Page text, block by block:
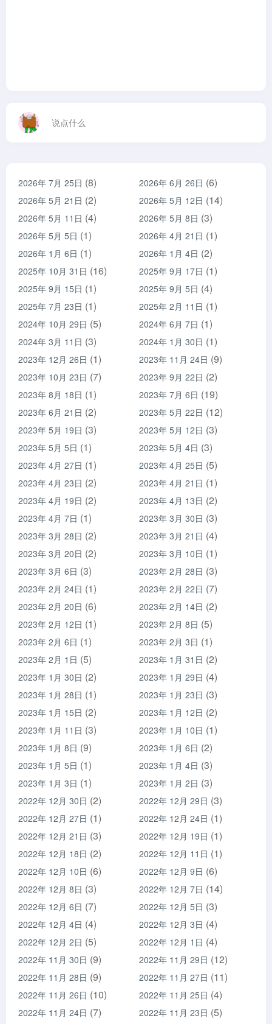
说点什么
2026年 7月 25日 (8) 2026年 6月 26日 (6)
2026年 5月 21日 (2) 2026年 5月 12日 (14)
2026年 5月 11日 (4) 2026年 5月 8日 (3)
2026年 5月 5日 (1) 2026年 4月 21日 (1)
2026年 1月 6日 (1) 2026年 1月 4日 (2)
2025年 10月 31日 (16) 2025年 9月 17日 (1)
2025年 9月 15日 (1) 2025年 9月 5日 (4)
2025年 7月 23日 (1) 2025年 2月 11日 (1)
2024年 10月 29日 (5) 2024年 6月 7日 (1)
2024年 3月 11日 (3) 2024年 1月 30日 (1)
2023年 12月 26日 (1) 2023年 11月 24日 (9)
2023年 10月 23日 (7) 2023年 9月 22日 (2)
2023年 8月 18日 (1) 2023年 7月 6日 (19)
2023年 6月 21日 (2) 2023年 5月 22日 (12)
2023年 5月 19日 (3) 2023年 5月 12日 (3)
2023年 5月 5日 (1) 2023年 5月 4日 (3)
2023年 4月 27日 (1) 2023年 4月 25日 (5)
2023年 4月 23日 (2) 2023年 4月 21日 (1)
2023年 4月 19日 (2) 2023年 4月 13日 (2)
2023年 4月 7日 (1) 2023年 3月 30日 (3)
2023年 3月 28日 (2) 2023年 3月 21日 (4)
2023年 3月 20日 (2) 2023年 3月 10日 (1)
2023年 3月 6日 (3) 2023年 2月 28日 (3)
2023年 2月 24日 (1) 2023年 2月 22日 (7)
2023年 2月 20日 (6) 2023年 2月 14日 (2)
2023年 2月 12日 (1) 2023年 2月 8日 (5)
2023年 2月 6日 (1) 2023年 2月 3日 (1)
2023年 2月 1日 (5) 2023年 1月 31日 (2)
2023年 1月 30日 (2) 2023年 1月 29日 (4)
2023年 1月 28日 (1) 2023年 1月 23日 (3)
2023年 1月 15日 (2) 2023年 1月 12日 (2)
2023年 1月 11日 (3) 2023年 1月 10日 (1)
2023年 1月 8日 (9) 2023年 1月 6日 (2)
2023年 1月 5日 (1) 2023年 1月 4日 (3)
2023年 1月 3日 (1) 2023年 1月 2日 (3)
2022年 12月 30日 (2) 2022年 12月 29日 (3)
2022年 12月 27日 (1) 2022年 12月 24日 (1)
2022年 12月 21日 (3) 2022年 12月 19日 (1)
2022年 12月 18日 (2) 2022年 12月 11日 (1)
2022年 12月 10日 (6) 2022年 12月 9日 (6)
2022年 12月 8日 (3) 2022年 12月 7日 (14)
2022年 12月 6日 (7) 2022年 12月 5日 (3)
2022年 12月 4日 (4) 2022年 12月 3日 (4)
2022年 12月 2日 (5) 2022年 12月 1日 (4)
2022年 11月 30日 (9) 2022年 11月 29日 (12)
2022年 11月 28日 (9) 2022年 11月 27日 (11)
2022年 11月 26日 (10) 2022年 11月 25日 (4)
2022年 11月 24日 (7) 2022年 11月 23日 (5)